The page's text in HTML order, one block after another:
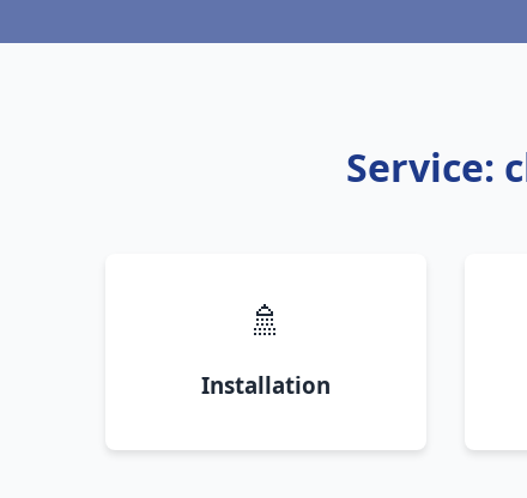
Service:
🚿
Installation